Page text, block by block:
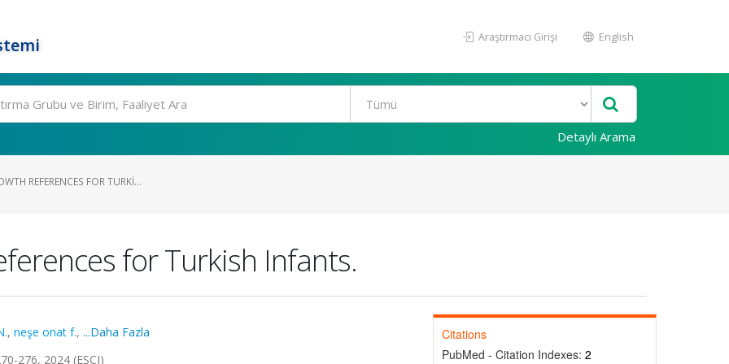
Araştırmacı Girişi English
Detaylı Arama
REFERENCES FOR TURKI...
for Turkish Infants.
, neşe onat f., ...Daha Fazla
276, 2024 (ESCI)
Citations
PubMed - Citation Indexes: 2